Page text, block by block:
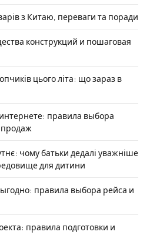
з Китаю, переваги та поради
конструкций и пошаговая
цього літа: що зараз в
правила выбора
продаж
чому батьки дедалі уважніше
для дитини
правила выбора рейса и
правила подготовки и